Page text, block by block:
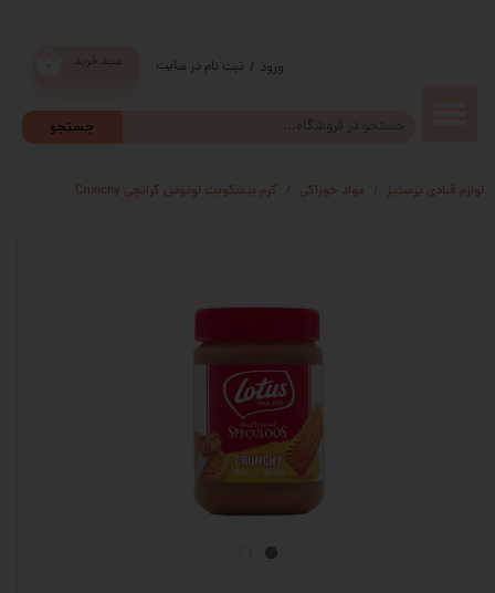
جستجو
سبد خرید ورود / ثبت نام در سایت
سفارشات
خروج از
حساب
کاربری
لوازم قنادی پرستیژ مواد خوراکی کرم بیسکویت لوتوس کرانچی Crunchy